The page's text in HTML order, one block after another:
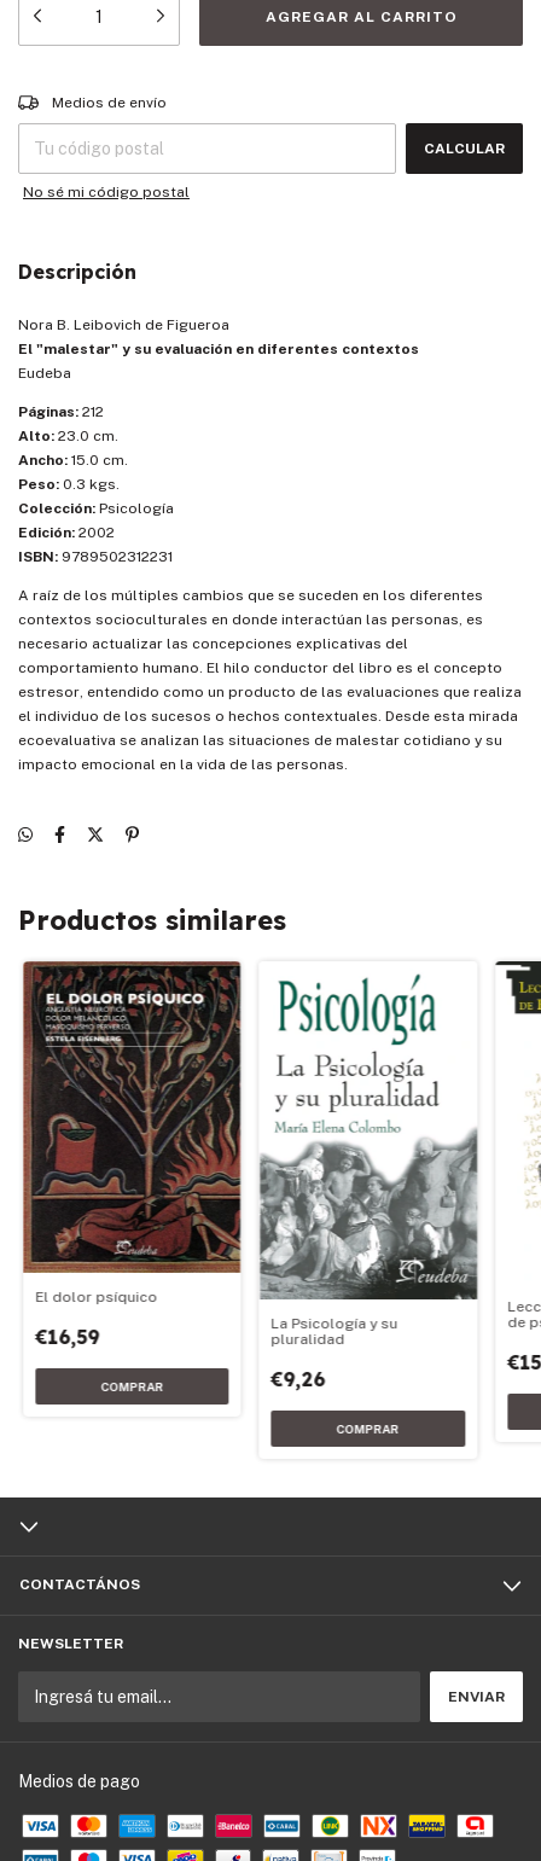
Entregas para el CP:
Medios de envío
CALCULAR
No sé mi código postal
Descripción
Nora B. Leibovich de Figueroa
El "malestar" y su evaluación en diferentes contextos
Eudeba
Páginas: 212
Alto: 23.0 cm.
Ancho: 15.0 cm.
Peso: 0.3 kgs.
Colección: Psicología
Edición: 2002
ISBN: 9789502312231
A raíz de los múltiples cambios que se suceden en los diferentes
contextos socioculturales en donde interactúan las personas, es
necesario actualizar las concepciones explicativas del
comportamiento humano. El hilo conductor del libro es el concepto
estresor, entendido como un producto de las evaluaciones que realiza
el individuo de los sucesos o hechos contextuales. Desde esta mirada
ecoevaluativa se analizan las situaciones de malestar cotidiano y su
impacto emocional en la vida de las personas.
Productos similares
El dolor psíquico
€16,59
La Psicología y su
pluralidad
€9,26
de
CONTACTÁNOS
NEWSLETTER
Medios de pago